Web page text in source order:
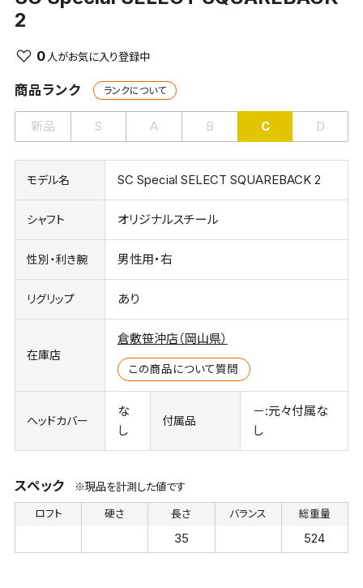
2
0
商品ランク ランクについて
新品 S A B C D
モデル名 SC Special SELECT SQUAREBACK 2
シャフト オリジナルスチール
性別・利き腕 男性用・右
リグリップ あり
在庫店
倉敷笹沖店（岡山県）
この商品について質問
ヘッドカバー
な
し
付属品
－:元々付属な
し
スペック ※現品を計測した値です
ロフト 硬さ 長さ
35
バランス 総重量
524